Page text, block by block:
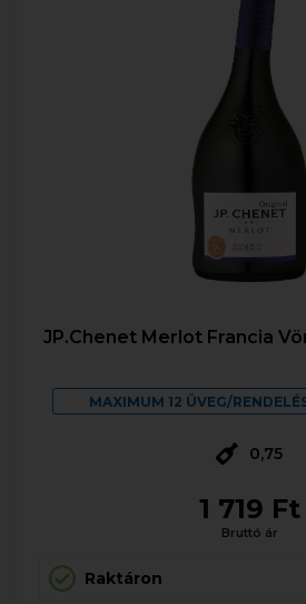
JP.Chenet Merlot Francia
MAXIMUM 12 ÜVEG/
0,75
1 719 Ft
Bruttó ár
Raktáron